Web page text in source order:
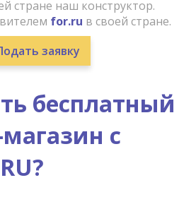
стране наш конструктор.
for.ru в своей стране.
заявку
бесплатный
с